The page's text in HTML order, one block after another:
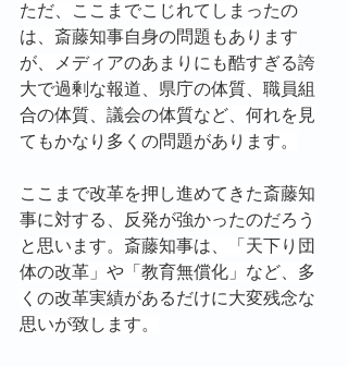
ただ、ここまでこじれてしまったの
は、斎藤知事自身の問題もあります
が、メディアのあまりにも酷すぎる誇
大で過剰な報道、県庁の体質、職員組
合の体質、議会の体質など、何れを見
てもかなり多くの問題があります。
ここまで改革を押し進めてきた斎藤知
事に対する、反発が強かったのだろう
と思います。斎藤知事は、「天下り団
体の改革」や「教育無償化」など、多
くの改革実績があるだけに大変残念な
思いが致します。